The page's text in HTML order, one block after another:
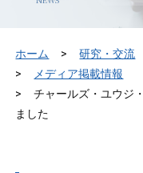
ホーム 研究・交流
メディア掲載情報
チャールズ・ユウジ
ました